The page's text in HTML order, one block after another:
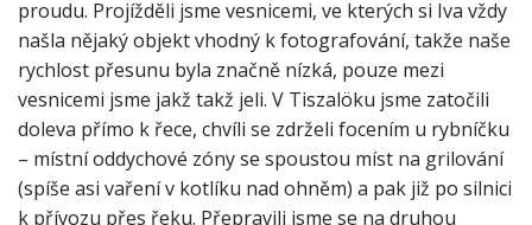
našla nějaký objekt vhodný k fotografování, takže naše
rychlost přesunu byla značně nízká, pouze mezi
vesnicemi jsme jakž takž jeli. V Tiszalöku jsme zatočili
doleva přímo k řece, chvíli se zdrželi focením u rybníčku
– místní oddychové zóny se spoustou míst na grilování
(spíše asi vaření v kotlíku nad ohněm) a pak již po silnici
k přívozu přes řeku. Přepravili jsme se na druhou